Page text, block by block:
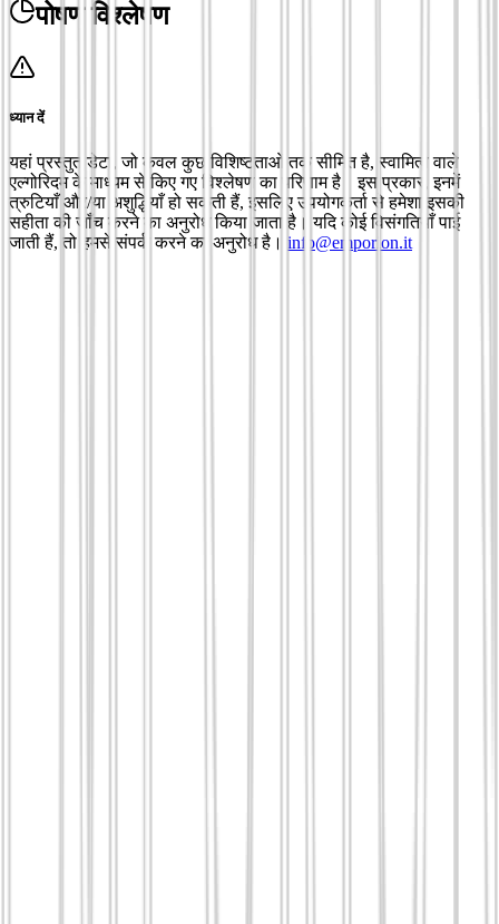
पोषण विश्लेषण
ध्यान दें
यहां प्रस्तुत डेटा, जो केवल कुछ विशिष्टताओं तक सीमित है, स्वामित्व वाले
एल्गोरिदम के माध्यम से किए गए विश्लेषण का परिणाम है। इस प्रकार, इनमें
त्रुटियाँ और/या अशुद्धियाँ हो सकती हैं, इसलिए उपयोगकर्ता से हमेशा इसकी
सहीता की जाँच करने का अनुरोध किया जाता है। यदि कोई विसंगतियाँ पाई
जाती हैं, तो हमसे संपर्क करने का अनुरोध है। info@emporion.it